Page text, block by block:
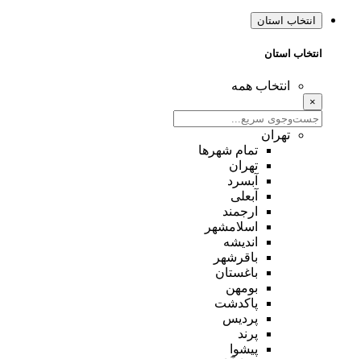
انتخاب استان
انتخاب استان
انتخاب همه
×
تهران
تمام شهر‌ها
تهران
آبسرد
آبعلی
ارجمند
اسلامشهر
اندیشه
باقرشهر
باغستان
بومهن
پاکدشت
پردیس
پرند
پیشوا